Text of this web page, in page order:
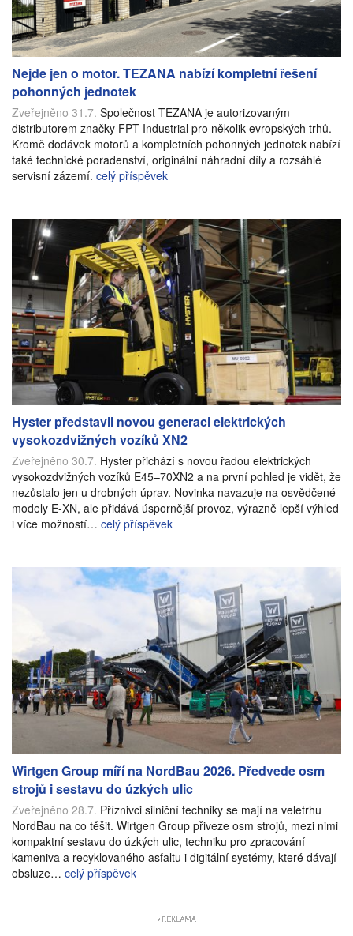
Nejde jen o motor. TEZANA nabízí kompletní řešení
pohonných jednotek
Zveřejněno 31.7. Společnost TEZANA je autorizovaným
distributorem značky FPT Industrial pro několik evropských trhů.
Kromě dodávek motorů a kompletních pohonných jednotek nabízí
také technické poradenství, originální náhradní díly a rozsáhlé
servisní zázemí. celý příspěvek
Hyster představil novou generaci elektrických
vysokozdvižných vozíků XN2
Zveřejněno 30.7. Hyster přichází s novou řadou elektrických
vysokozdvižných vozíků E45–70XN2 a na první pohled je vidět, že
nezůstalo jen u drobných úprav. Novinka navazuje na osvědčené
modely E-XN, ale přidává úspornější provoz, výrazně lepší výhled
i více možností… celý příspěvek
Wirtgen Group míří na NordBau 2026. Předvede osm
strojů i sestavu do úzkých ulic
Zveřejněno 28.7. Příznivci silniční techniky se mají na veletrhu
NordBau na co těšit. Wirtgen Group přiveze osm strojů, mezi nimi
kompaktní sestavu do úzkých ulic, techniku pro zpracování
kameniva a recyklovaného asfaltu i digitální systémy, které dávají
obsluze… celý příspěvek